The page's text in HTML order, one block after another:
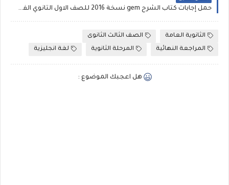
حمل إجابات كتاب الشرح gem نسخة 2016 للصف الاول الثانوي الفصل الدراسى الثانى 2016
الثانوية العامة
الصف الثالث الثانوى
المراجعة النهائية
المرحلة الثانوية لغة انجليزية
هل اعجبك الموضوع :